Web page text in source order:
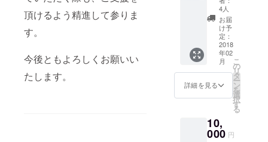
頂けるよう精進して参りま
す。
今後ともよろしくお願いい
たします。
4人
お届
け予
定：
2018
年02
月
詳細を見る
こ
の
リ
タ
ー
ン
を
選
択
す
る
10,
000 円